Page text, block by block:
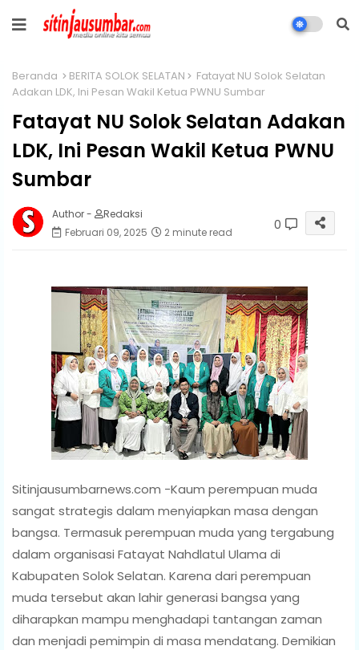
Beranda BERITA SOLOK SELATAN
Fatayat NU Solok Selatan
Adakan LDK, Ini Pesan Wakil Ketua PWNU Sumbar
Fatayat NU Solok Selatan Adakan
LDK, Ini Pesan Wakil Ketua PWNU
Sumbar
Author -
Redaksi
Februari 09, 2025
2 minute read 0
Sitinjausumbarnews.com -Kaum perempuan muda
sangat strategis dalam menyiapkan masa dengan
bangsa. Termasuk perempuan muda yang tergabung
dalam organisasi Fatayat Nahdlatul Ulama di
Kabupaten Solok Selatan. Karena dari perempuan
muda tersebut akan lahir generasi bangsa yang
diharapkan mampu menghadapi tantangan zaman
dan menjadi pemimpin di masa mendatang. Demikian